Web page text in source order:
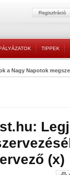
TIPPEK
a Nagy Napotok
(x)